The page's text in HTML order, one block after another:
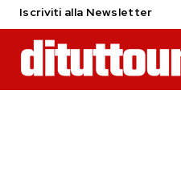
Iscriviti alla Newsletter